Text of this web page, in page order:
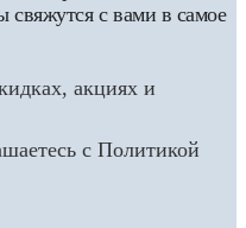
с вами в самое
акциях и
с Политикой